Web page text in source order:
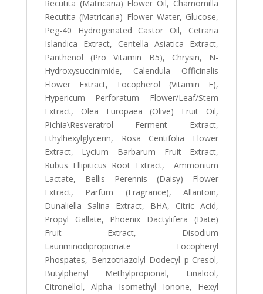
Recutita (Matricaria) Flower Oil, Chamomilla
Recutita (Matricaria) Flower Water, Glucose,
Peg-40 Hydrogenated Castor Oil, Cetraria
Islandica Extract, Centella Asiatica Extract,
Panthenol (Pro Vitamin B5), Chrysin, N-
Hydroxysuccinimide, Calendula Officinalis
Flower Extract, Tocopherol (Vitamin E),
Hypericum Perforatum Flower/Leaf/Stem
Extract, Olea Europaea (Olive) Fruit Oil,
Pichia\Resveratrol Ferment Extract,
Ethylhexylglycerin, Rosa Centifolia Flower
Extract, Lycium Barbarum Fruit Extract,
Rubus Ellipiticus Root Extract, Ammonium
Lactate, Bellis Perennis (Daisy) Flower
Extract, Parfum (Fragrance), Allantoin,
Dunaliella Salina Extract, BHA, Citric Acid,
Propyl Gallate, Phoenix Dactylifera (Date)
Fruit Extract, Disodium
Lauriminodipropionate Tocopheryl
Phospates, Benzotriazolyl Dodecyl p-Cresol,
Butylphenyl Methylpropional, Linalool,
Citronellol, Alpha Isomethyl Ionone, Hexyl